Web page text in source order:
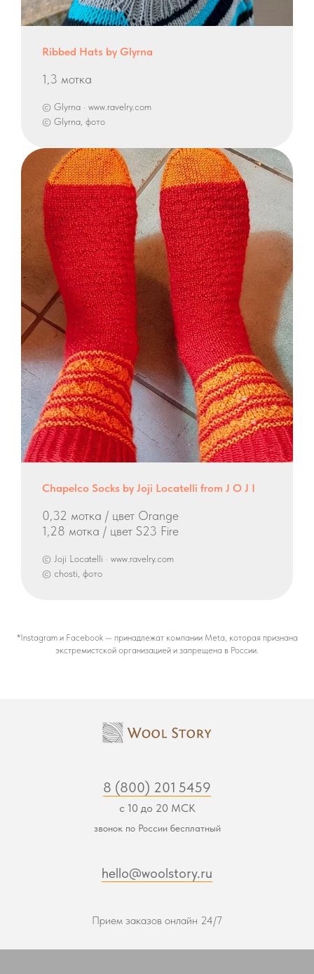
Ribbed Hats by Glyrna
1,3 мотка
© Glyrna · www.ravelry.com
© Glyrna, фото
Chapelco Socks by Joji Locatelli from J O J I
0,32 мотка / цвет Orange
1,28 мотка / цвет S23 Fire
© Joji Locatelli · www.ravelry.com
© chosti, фото
*Instagram и Facebook — принадлежат компании Meta, которая признана
экстремистской организацией и запрещена в России.
8 (800) 201 5459
с 10 до 20 МСК
звонок по России бесплатный
hello@woolstory.ru
Прием заказов онлайн 24/7